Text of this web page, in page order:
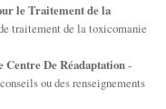
le Traitement de la
traitement de la toxicomanie
De Réadaptation-
ou des renseignements